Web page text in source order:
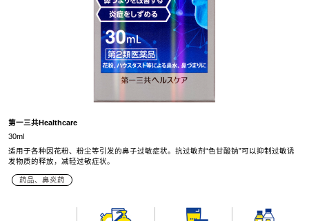
第一三共Healthcare
30ml
适用于各种因花粉、粉尘等引发的鼻子过敏症状。抗过敏剂“色甘酸钠”可以抑制过敏诱
发物质的释放，减轻过敏症状。
药品、鼻炎药